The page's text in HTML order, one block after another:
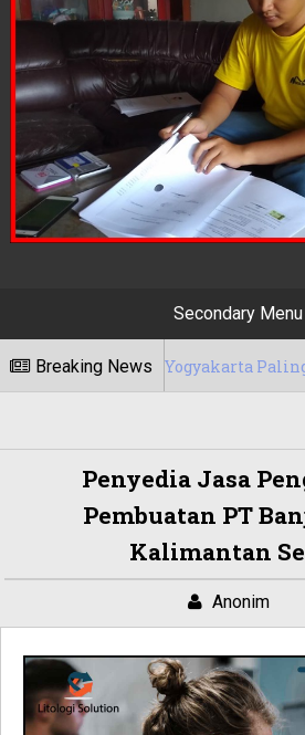
Secondary Menu
Breaking News
Yogyakarta Paling Top
Penyedia Jasa
Pembuatan PT
Kalimantan
Anonim